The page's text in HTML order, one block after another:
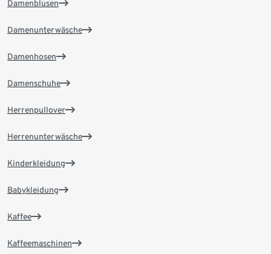
Damenblusen
Damenunterwäsche
Damenhosen
Damenschuhe
Herrenpullover
Herrenunterwäsche
Kinderkleidung
Babykleidung
Kaffee
Kaffeemaschinen